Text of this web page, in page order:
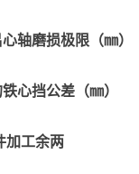
轴磨损极限（㎜）
心挡公差（㎜）
加工余两